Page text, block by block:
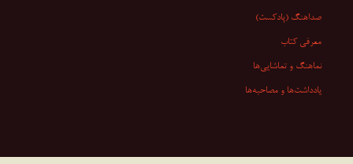
صداهنگ (پادکست)
معرفی کتاب
نماهنگ و تماشایی‌ها
یادداشت‌ها و مصاحبه‌ها